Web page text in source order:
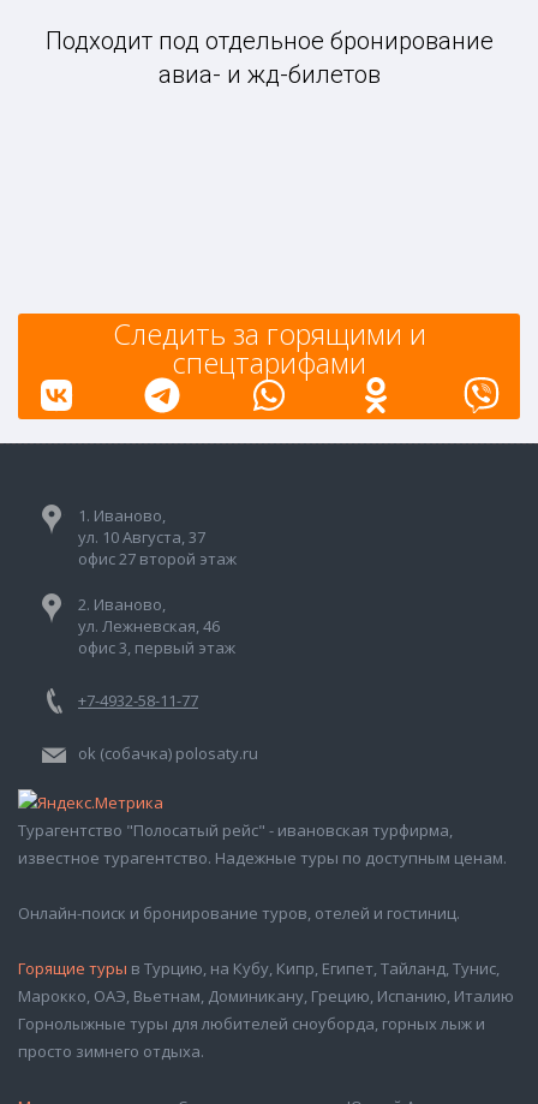
Подходит под отдельное бронирование
авиа- и жд-билетов
Следить за горящими и
спецтарифами
1. Иваново,
ул. 10 Августа, 37
офис 27 второй этаж
2. Иваново,
ул. Лежневская, 46
офис 3, первый этаж
+7-4932-58-11-77
ok (собачка) polosaty.ru
Турагентство "Полосатый рейс" - ивановская турфирма,
известное турагентство. Надежные туры по доступным ценам.
Онлайн-поиск и бронирование туров, отелей и гостиниц.
Горящие туры в Турцию, на Кубу, Кипр, Египет, Тайланд, Тунис,
Марокко, ОАЭ, Вьетнам, Доминикану, Грецию, Испанию, Италию
Горнолыжные туры для любителей сноуборда, горных лыж и
просто зимнего отдыха.